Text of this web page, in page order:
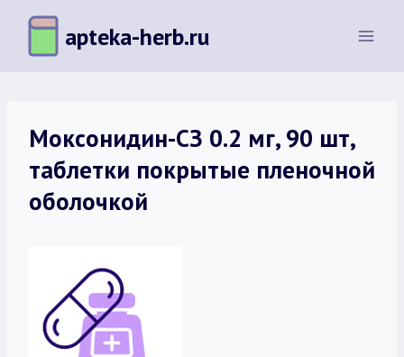
Перейти
содержимому
apteka-herb.ru
Моксонидин-СЗ 0.2 мг, 90 шт,
таблетки покрытые пленочной
оболочкой